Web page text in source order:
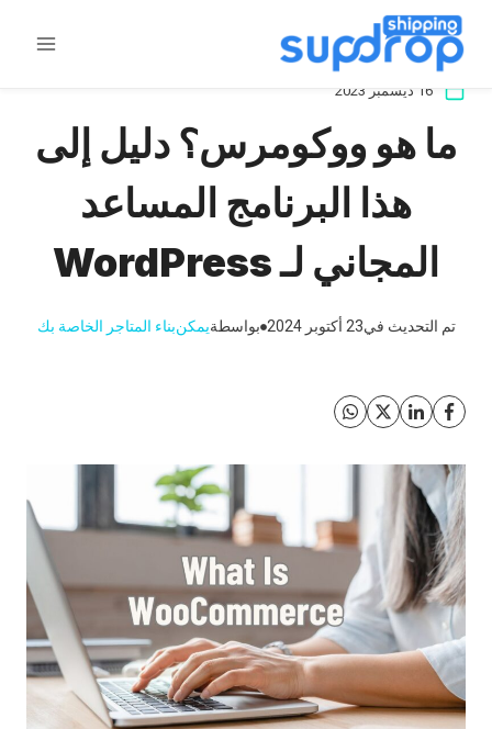
تخطى
المحتوى
16 ديسمبر 2023
ما هو ووكومرس؟ دليل إلى
هذا البرنامج المساعد
المجاني لـ WordPress
تم التحديث في23 أكتوبر 2024 بواسطةيمكنبناء المتاجر الخاصة بك